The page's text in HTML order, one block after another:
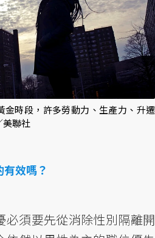
金時段，許多勞動力、生產力、升遷
美聯社
效嗎？
必須要先從消除性別隔離開